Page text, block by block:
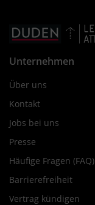
Unternehmen
Über uns
Kontakt
Jobs bei uns
Presse
Häufige Fragen (FAQ)
Barrierefreiheit
Vertrag kündigen